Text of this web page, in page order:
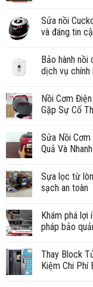
Sửa nồi
và đáng tin
Bảo hành
dịch vụ chính
Nồi Cơm
Gặp Sự Cố
Sửa Nồi
Quả Và
Sựa lọc từ
sạch an toàn
Khám phá
pháp bảo
Thay Block
Kiệm Chi Phí